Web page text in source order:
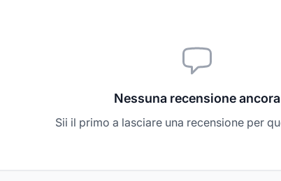
Nessuna recensione ancora
Sii il primo a lasciare una recensione per